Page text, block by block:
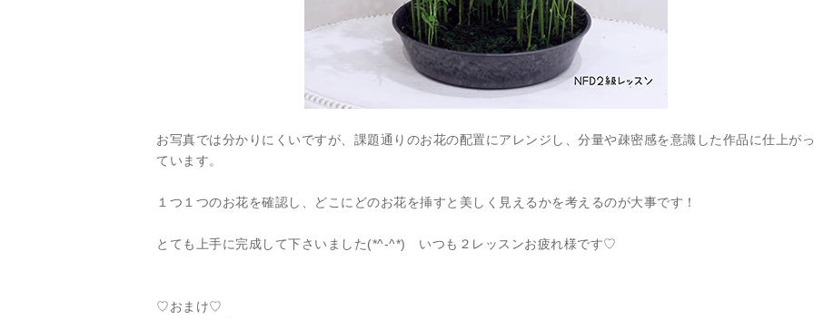
お写真では分かりにくいですが、課題通りのお花の配置にアレンジし、分量や疎密感を意識した作品に仕上がっ
ています。
１つ１つのお花を確認し、どこにどのお花を挿すと美しく見えるかを考えるのが大事です！
とても上手に完成して下さいました(*^-^*) いつも２レッスンお疲れ様です♡
♡おまけ♡